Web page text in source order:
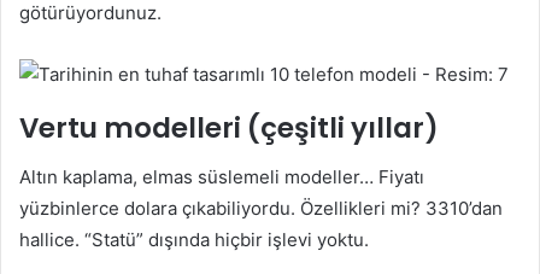
götürüyordunuz.
Vertu modelleri (çeşitli yıllar)
Altın kaplama, elmas süslemeli modeller… Fiyatı
yüzbinlerce dolara çıkabiliyordu. Özellikleri mi? 3310’dan
hallice. “Statü” dışında hiçbir işlevi yoktu.